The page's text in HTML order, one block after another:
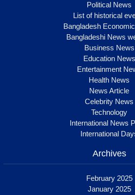
Political News
List of historical
Bangladesh
Bangladeshi News
Business News
Education News
Entertainment
Health News
News Article
Celebrity News
Technology
International News
International
Archives
February 2025
January 2025